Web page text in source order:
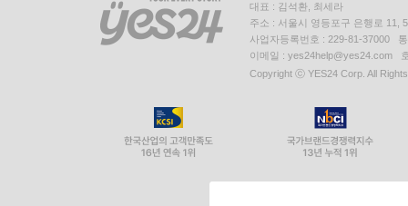
대표 : 김석환, 최세라
주소 : 서울시 영등포구 은행로 11,
사업자등록번호 : 229-81-37000
이메일 : yes24help@yes24.com
Copyright ⓒ YES24 Corp. All